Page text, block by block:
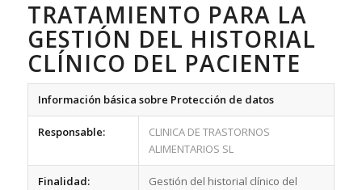
TRATAMIENTO PARA LA
GESTIÓN DEL HISTORIAL
CLÍNICO DEL PACIENTE
Información básica sobre Protección de datos
Responsable:
CLINICA DE TRASTORNOS
ALIMENTARIOS SL
Finalidad:
Gestión del historial clínico del